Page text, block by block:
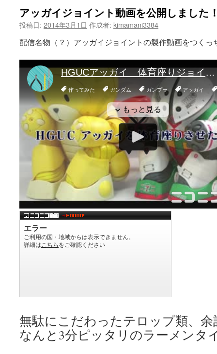
テ
ン
へ
キ
アッガイジョイント動画を公開しました
投稿日: 2014年3月1日 作成者: kimamani3384
配信名物（？）アッガイジョイントの製作動画をつくっ
無駄にこだわったテロップ類、
なんと3分ピッタリのラーメンタ